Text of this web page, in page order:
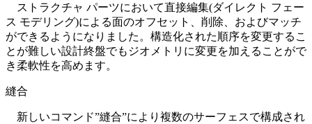
ストラクチャ パーツにおいて直接編集(ダイレクト フェー
ス モデリング)による面のオフセット、削除、およびマッチ
ができるようになりました。構造化された順序を変更するこ
とが難しい設計終盤でもジオメトリに変更を加えることがで
き柔軟性を高めます。
縫合
新しいコマンド”縫合”により複数のサーフェスで構成され